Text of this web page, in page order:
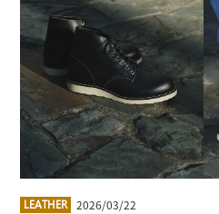
LEATHER 2026/03/22